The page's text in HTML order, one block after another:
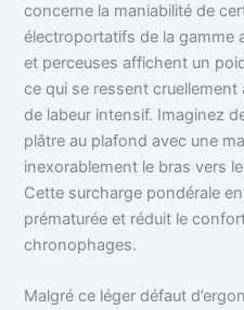
concerne la maniabilité de
électroportatifs de la gamme
et perceuses affichent un
ce qui se ressent
de labeur intensif. Imaginez
plâtre au plafond avec une
inexorablement le bras vers
Cette surcharge pondérale
prématurée et réduit le
chronophages.
Malgré ce léger défaut